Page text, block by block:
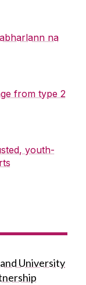
na
from type 2
youth-
University